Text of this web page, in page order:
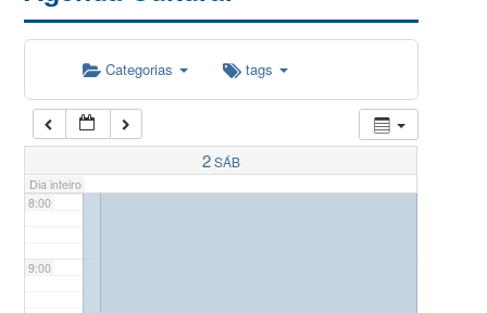
Categorias tags
2SÁB
Dia inteiro
5:00
7:00
8:00
9:00